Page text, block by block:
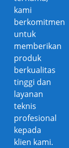
kami
berkomitmen
untuk
memberikan
produk
berkualitas
tinggi dan
layanan
teknis
profesional
kepada
klien kami.